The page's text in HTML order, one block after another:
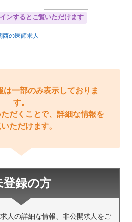
インするとご覧いただけます
西の医師求人
は一部のみ表示しておりま
す。
だくことで、詳細な情報を
ただけます。
登録の方
人の詳細な情報、非公開求人をご